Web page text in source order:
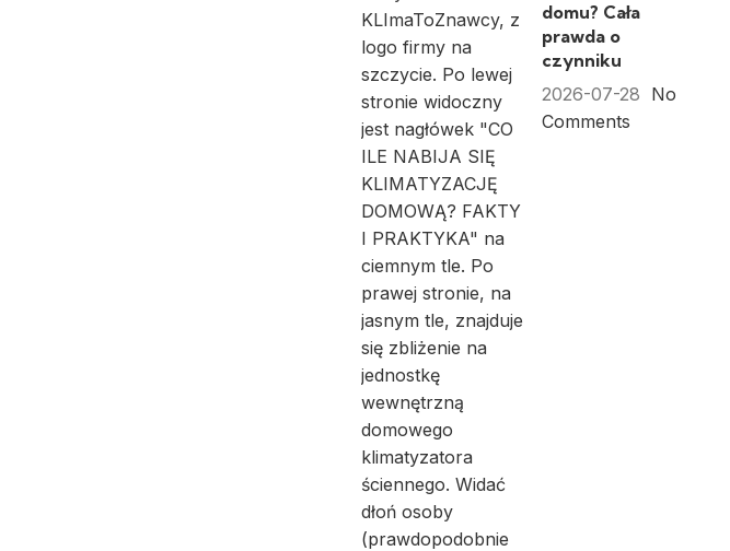
domu? Cała
prawda o
czynniku
2026-07-28 No
Comments